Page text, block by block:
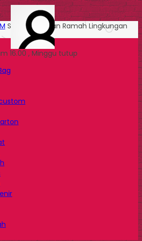
Solusi Kemasan Ramah Lingkungan
16.00 , Minggu tutup